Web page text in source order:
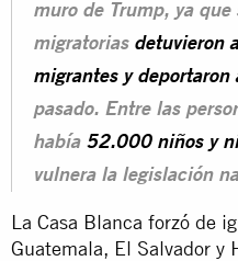
muro de Trump, ya que
migratorias detuvieron
migrantes y
pasado. Entre las
había 52.000 niños y
vulnera la legislación
La Casa Blanca forzó de
Guatemala, El Salvador y